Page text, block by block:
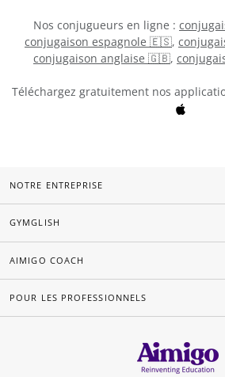
Nos conjugueurs en ligne :
conjugaison espagnole 🇪🇸,
conjugaison anglaise 🇬🇧,
Téléchargez gratuitement nos
NOTRE ENTREPRISE
GYMGLISH
AIMIGO COACH
POUR LES PROFESSIONNELS